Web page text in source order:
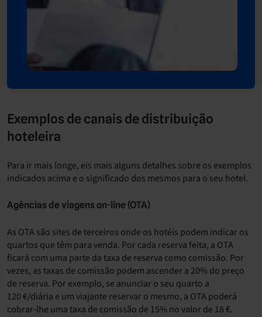
Exemplos de canais de distribuição
hoteleira
Para ir mais longe, eis mais alguns detalhes sobre os exemplos
indicados acima e o significado dos mesmos para o seu hotel.
Agências de viagens on-line (OTA)
As OTA são sites de terceiros onde os hotéis podem indicar os
quartos que têm para venda. Por cada reserva feita, a OTA
ficará com uma parte da taxa de reserva como comissão. Por
vezes, as taxas de comissão podem ascender a 20% do preço
de reserva. Por exemplo, se anunciar o seu quarto a
120 €/diária e um viajante reservar o mesmo, a OTA poderá
cobrar-lhe uma taxa de comissão de 15% no valor de 18 €.